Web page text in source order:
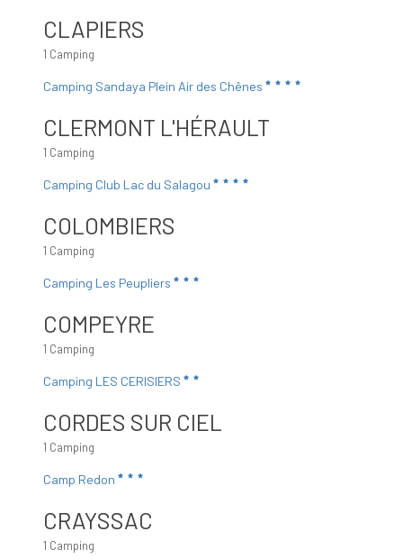
CLAPIERS
1 Camping
Camping Sandaya Plein Air des Chênes
CLERMONT L'HÉRAULT
1 Camping
Camping Club Lac du Salagou
COLOMBIERS
1 Camping
Camping Les Peupliers
COMPEYRE
1 Camping
Camping LES CERISIERS
CORDES SUR CIEL
1 Camping
Camp Redon
CRAYSSAC
1 Camping